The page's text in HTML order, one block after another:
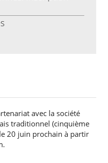
avec la société
traditionnel (cinquième
20 juin prochain à partir